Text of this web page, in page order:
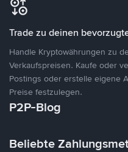
Trade zu deinen
Handle Kryptowährungen zu
Verkaufspreisen. Kaufe oder
Postings oder erstelle eigene
Preise festzulegen.
P2P-Blog
Beliebte